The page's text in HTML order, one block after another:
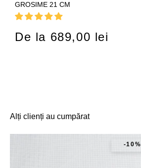
GROSIME 21 CM
De la 689,00 lei
Alți clienți au cumpărat
-10%